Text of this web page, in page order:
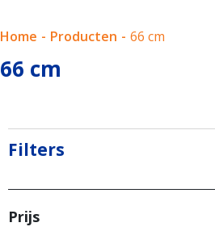
Home - Producten - 66 cm
66 cm
Filters
Prijs